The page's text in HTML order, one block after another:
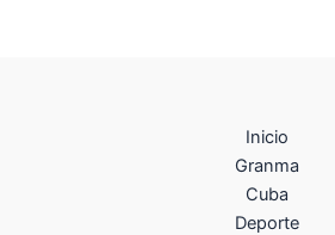
Inicio
Granma
Cuba
Deporte